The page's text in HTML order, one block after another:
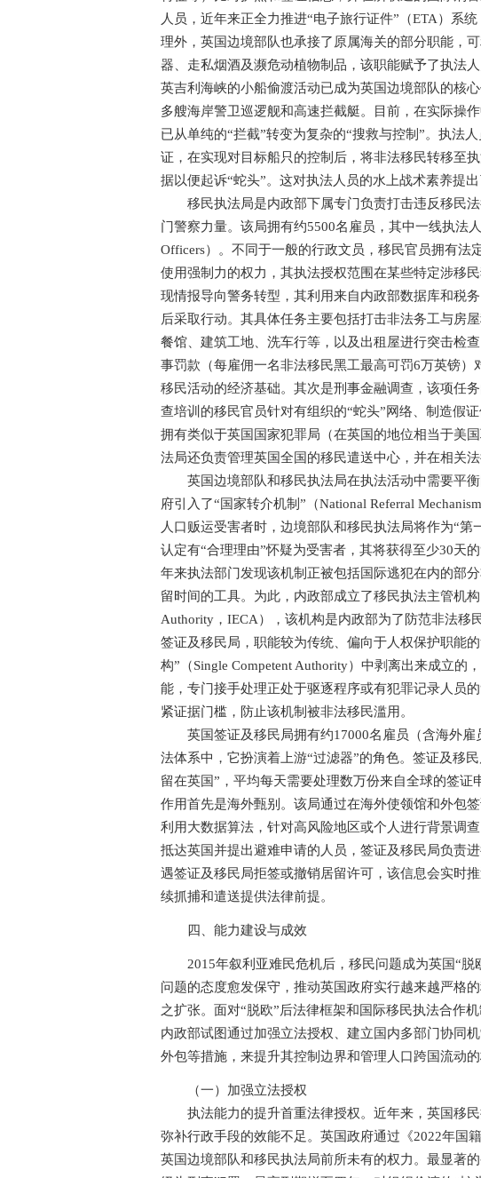
人员，近年来正全力推进“电子旅行证件”（ETA）系
理外，英国边境部队也承接了原属海关的部分职能，
器、走私烟酒及濒危动植物制品，该职能赋予了执法
英吉利海峡的小船偷渡活动已成为英国边境部队的核
多艘海岸警卫巡逻舰和高速拦截艇。目前，在实际操
已从单纯的“拦截”转变为复杂的“搜救与控制”。执法
证，在实现对目标船只的控制后，将非法移民转移至
据以便起诉“蛇头”。这对执法人员的水上战术素养提出
移民执法局是内政部下属专门负责打击违反移民法
门警察力量。该局拥有约5500名雇员，其中一线执法
Officers）。不同于一般的行政文员，移民官员拥有法
使用强制力的权力，其执法授权范围在某些特定涉移
现情报导向警务转型，其利用来自内政部数据库和税
后采取行动。其具体任务主要包括打击非法务工与房
餐馆、建筑工地、洗车行等，以及出租屋进行突击检
事罚款（每雇佣一名非法移民黑工最高可罚6万英镑
移民活动的经济基础。其次是刑事金融调查，该项任
查培训的移民官员针对有组织的“蛇头”网络、制造假
拥有类似于英国国家犯罪局（在英国的地位相当于美
法局还负责管理英国全国的移民遣送中心，并在相关
英国边境部队和移民执法局在执法活动中需要平衡
府引入了“国家转介机制”（National Referral
人口贩运受害者时，边境部队和移民执法局将作为“
认定有“合理理由”怀疑为受害者，其将获得至少30天
年来执法部门发现该机制正被包括国际逃犯在内的部
留时间的工具。为此，内政部成立了移民执法主管机
Authority，IECA），该机构是内政部为了防范非法移
签证及移民局，职能较为传统、偏向于人权保护职能
构”（Single Competent Authority）中剥离出来成立的
能，专门接手处理正处于驱逐程序或有犯罪记录人员
紧证据门槛，防止该机制被非法移民滥用。
英国签证及移民局拥有约17000名雇员（含海外雇
法体系中，它扮演着上游“过滤器”的角色。签证及移
留在英国”，平均每天需要处理数万份来自全球的签
作用首先是海外甄别。该局通过在海外使领馆和外包
利用大数据算法，针对高风险地区或个人进行背景调
抵达英国并提出避难申请的人员，签证及移民局负责
遇签证及移民局拒签或撤销居留许可，该信息会实时
续抓捕和遣送提供法律前提。
四、能力建设与成效
2015年叙利亚难民危机后，移民问题成为英国“脱
问题的态度愈发保守，推动英国政府实行越来越严格
之扩张。面对“脱欧”后法律框架和国际移民执法合作
内政部试图通过加强立法授权、建立国内多部门协同
外包等措施，来提升其控制边界和管理人口跨国流动
（一）加强立法授权
执法能力的提升首重法律授权。近年来，英国移民
弥补行政手段的效能不足。英国政府通过《2022年国
英国边境部队和移民执法局前所未有的权力。最显著